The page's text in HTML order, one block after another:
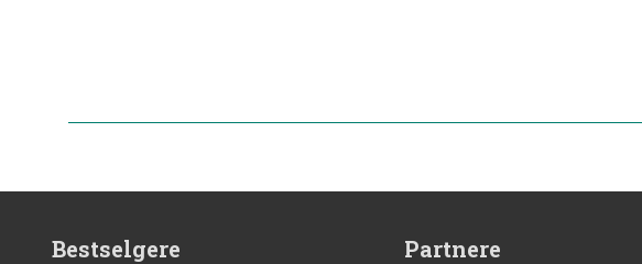
Bestselgere Partnere